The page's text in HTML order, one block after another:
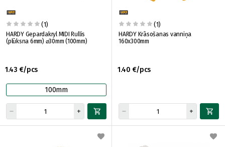
(1)
HARDY Gepardakryl MIDI Rullis
(plūksna 6mm) ⌀30mm (100mm)
1.43 €/pcs
100mm
(1)
HARDY Krāsošanas vanniņa
160x300mm
1.40 €/pcs